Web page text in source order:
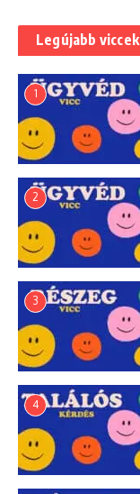
Legújabb viccek
1
2
3
4